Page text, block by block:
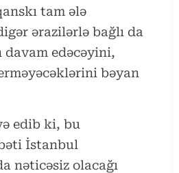
tam ələ
ərazilərlə bağlı da
davam edəcəyini,
bəyan
edib ki, bu
İstanbul
nəticəsiz olacağı